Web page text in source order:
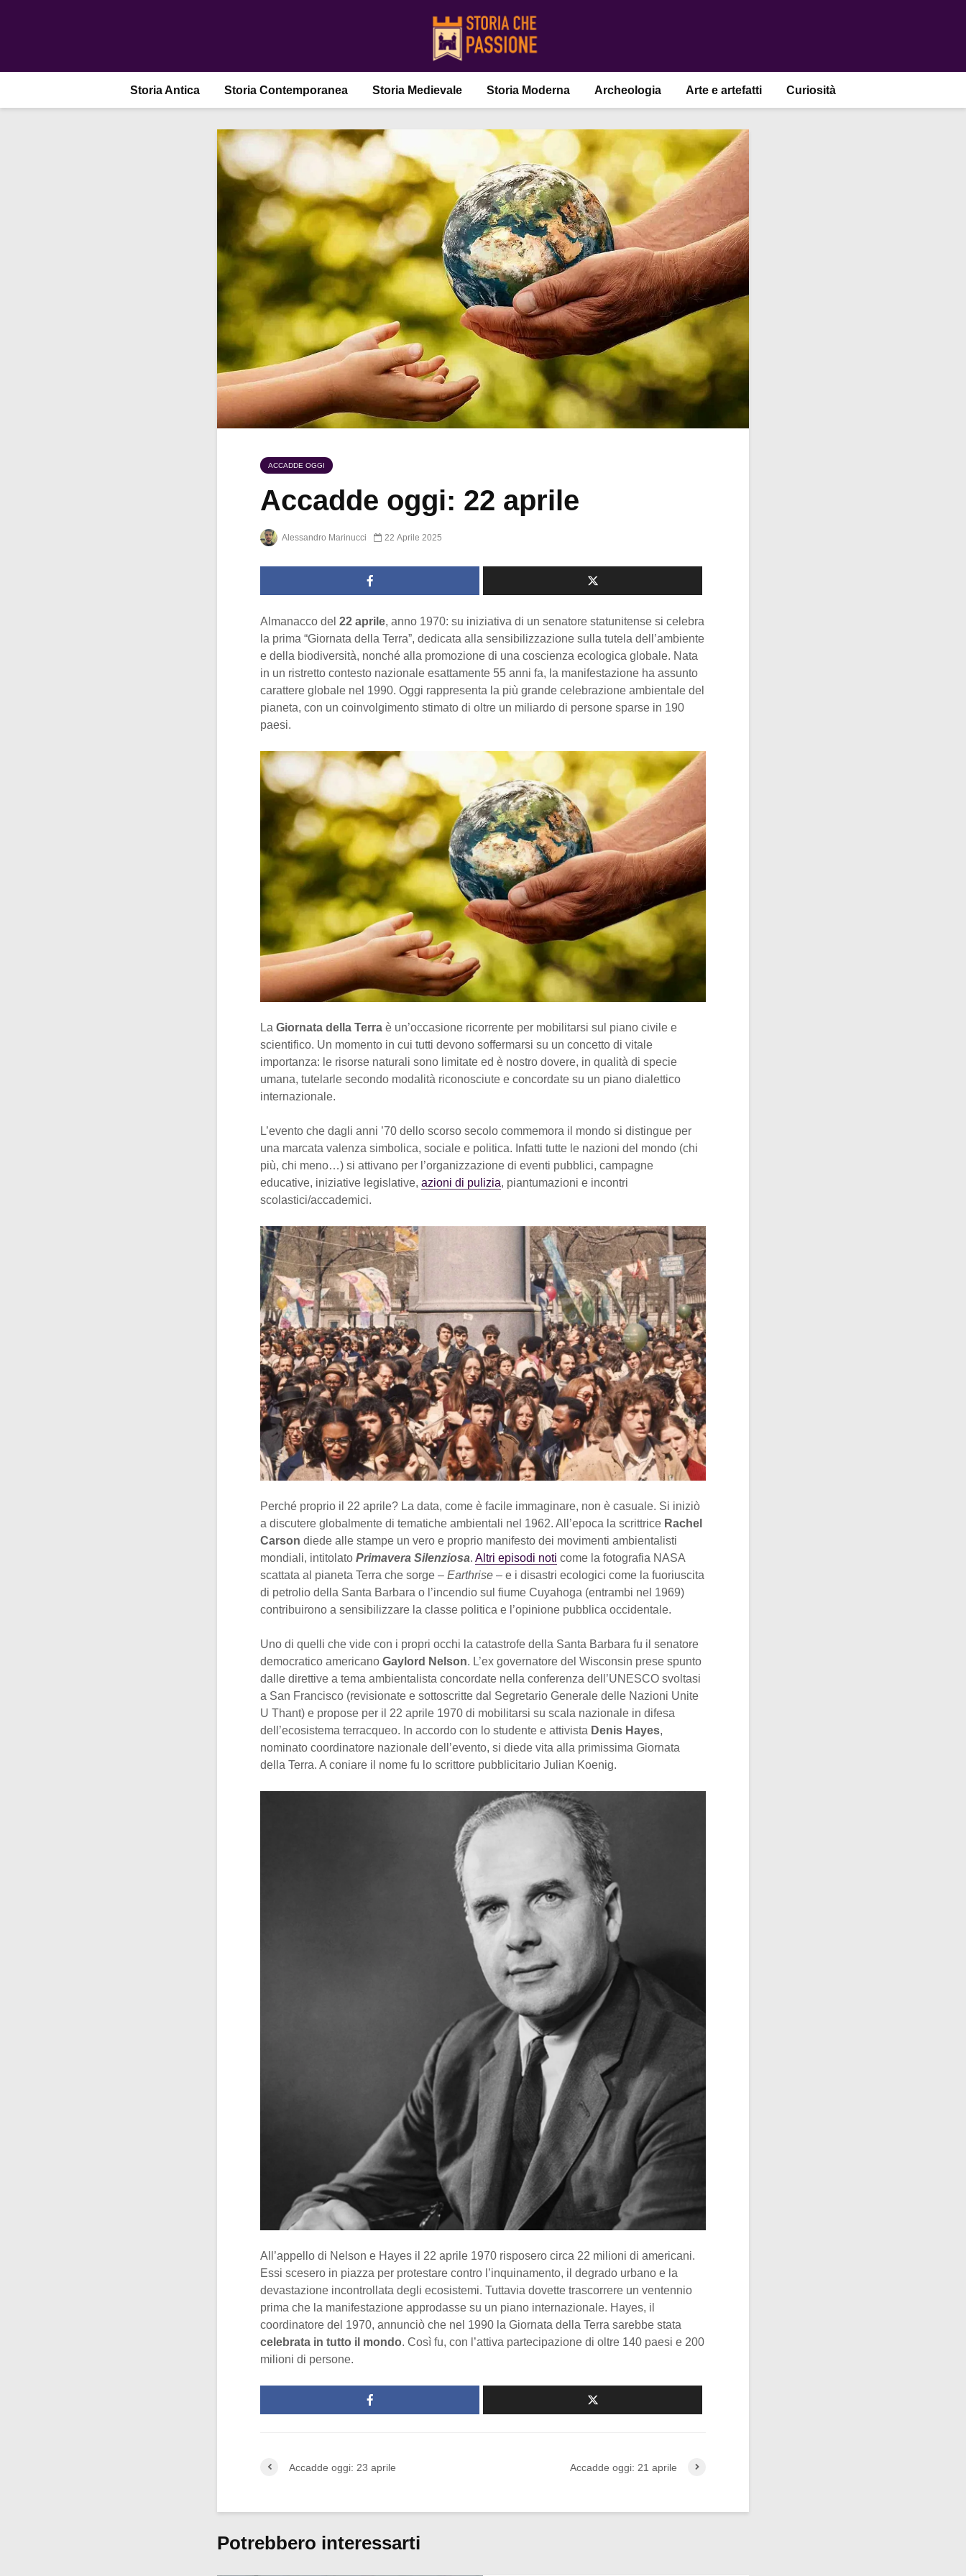
Storia Antica Storia Contemporanea Storia Medievale Storia Moderna Archeologia Arte e artefatti Curiosità
ACCADDE OGGI
Accadde oggi: 22 aprile
Alessandro Marinucci 22 Aprile 2025
Almanacco del 22 aprile, anno 1970: su iniziativa di un senatore statunitense si celebra
la prima “Giornata della Terra”, dedicata alla sensibilizzazione sulla tutela dell’ambiente
e della biodiversità, nonché alla promozione di una coscienza ecologica globale. Nata
in un ristretto contesto nazionale esattamente 55 anni fa, la manifestazione ha assunto
carattere globale nel 1990. Oggi rappresenta la più grande celebrazione ambientale del
pianeta, con un coinvolgimento stimato di oltre un miliardo di persone sparse in 190
paesi.
La Giornata della Terra è un’occasione ricorrente per mobilitarsi sul piano civile e
scientifico. Un momento in cui tutti devono soffermarsi su un concetto di vitale
importanza: le risorse naturali sono limitate ed è nostro dovere, in qualità di specie
umana, tutelarle secondo modalità riconosciute e concordate su un piano dialettico
internazionale.
L’evento che dagli anni ’70 dello scorso secolo commemora il mondo si distingue per
una marcata valenza simbolica, sociale e politica. Infatti tutte le nazioni del mondo (chi
più, chi meno…) si attivano per l’organizzazione di eventi pubblici, campagne
educative, iniziative legislative, azioni di pulizia, piantumazioni e incontri
scolastici/accademici.
Perché proprio il 22 aprile? La data, come è facile immaginare, non è casuale. Si iniziò
a discutere globalmente di tematiche ambientali nel 1962. All’epoca la scrittrice Rachel
Carson diede alle stampe un vero e proprio manifesto dei movimenti ambientalisti
mondiali, intitolato Primavera Silenziosa. Altri episodi noti come la fotografia NASA
scattata al pianeta Terra che sorge – Earthrise – e i disastri ecologici come la fuoriuscita
di petrolio della Santa Barbara o l’incendio sul fiume Cuyahoga (entrambi nel 1969)
contribuirono a sensibilizzare la classe politica e l’opinione pubblica occidentale.
Uno di quelli che vide con i propri occhi la catastrofe della Santa Barbara fu il senatore
democratico americano Gaylord Nelson. L’ex governatore del Wisconsin prese spunto
dalle direttive a tema ambientalista concordate nella conferenza dell’UNESCO svoltasi
a San Francisco (revisionate e sottoscritte dal Segretario Generale delle Nazioni Unite
U Thant) e propose per il 22 aprile 1970 di mobilitarsi su scala nazionale in difesa
dell’ecosistema terracqueo. In accordo con lo studente e attivista Denis Hayes,
nominato coordinatore nazionale dell’evento, si diede vita alla primissima Giornata
della Terra. A coniare il nome fu lo scrittore pubblicitario Julian Koenig.
All’appello di Nelson e Hayes il 22 aprile 1970 risposero circa 22 milioni di americani.
Essi scesero in piazza per protestare contro l’inquinamento, il degrado urbano e la
devastazione incontrollata degli ecosistemi. Tuttavia dovette trascorrere un ventennio
prima che la manifestazione approdasse su un piano internazionale. Hayes, il
coordinatore del 1970, annunciò che nel 1990 la Giornata della Terra sarebbe stata
celebrata in tutto il mondo. Così fu, con l’attiva partecipazione di oltre 140 paesi e 200
milioni di persone.
Accadde oggi: 23 aprile Accadde oggi: 21 aprile
Potrebbero interessarti